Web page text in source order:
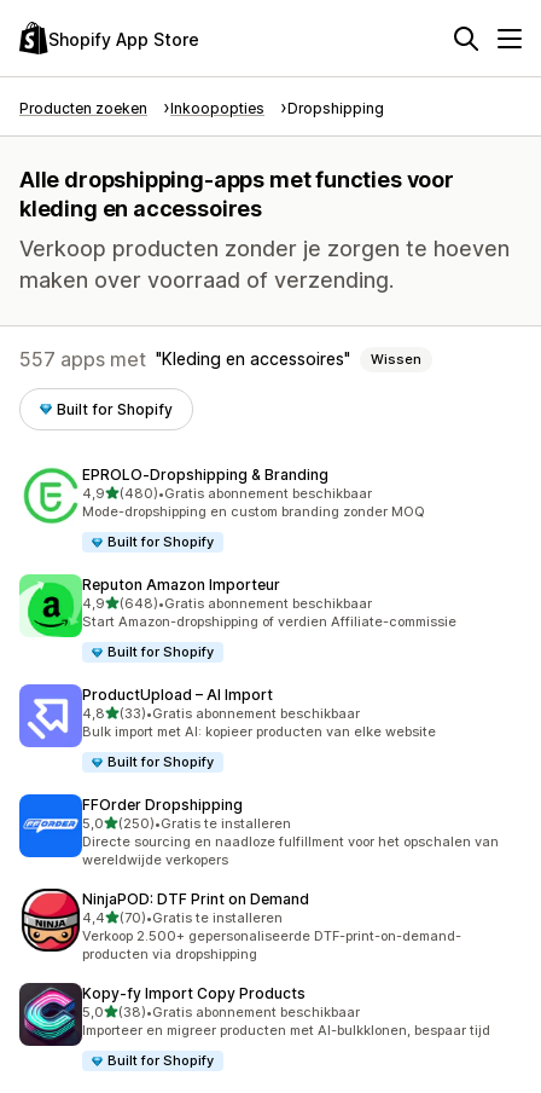
Shopify App Store
Producten zoeken Inkoopopties Dropshipping
Alle dropshipping-apps met functies voor
kleding en accessoires
Verkoop producten zonder je zorgen te hoeven
maken over voorraad of verzending.
557 apps met Kleding en accessoires Wissen
Built for Shopify
EPROLO‑Dropshipping & Branding
4,9van 5 sterren
(480)
480 recensies in totaal
•Gratis abonnement beschikbaar
Mode-dropshipping en custom branding zonder MOQ
Built for Shopify
Reputon Amazon Importeur
4,9van 5 sterren
(648)
648 recensies in totaal
•Gratis abonnement beschikbaar
Start Amazon-dropshipping of verdien Affiliate-commissie
Built for Shopify
ProductUpload – AI Import
4,8van 5 sterren
(33)
33 recensies in totaal
•Gratis abonnement beschikbaar
Bulk import met AI: kopieer producten van elke website
Built for Shopify
FFOrder Dropshipping
5,0van 5 sterren
(250)
250 recensies in totaal
•Gratis te installeren
Directe sourcing en naadloze fulfillment voor het opschalen van
wereldwijde verkopers
NinjaPOD: DTF Print on Demand
4,4van 5 sterren
(70)
70 recensies in totaal
•Gratis te installeren
Verkoop 2.500+ gepersonaliseerde DTF-print-on-demand-
producten via dropshipping
Kopy‑fy Import Copy Products
5,0van 5 sterren
(38)
38 recensies in totaal
•Gratis abonnement beschikbaar
Importeer en migreer producten met AI-bulkklonen, bespaar tijd
Built for Shopify